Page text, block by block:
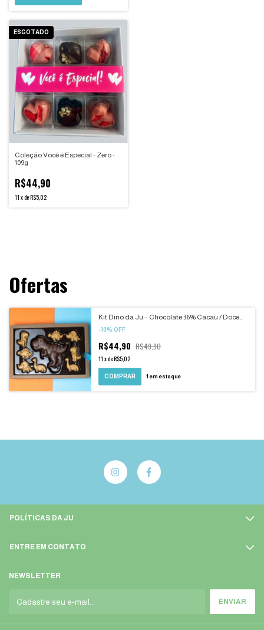
ESGOTADO
Coleção Você é Especial - Zero -
109g
R$44,90
11 xdeR$5,02
Ofertas
Kit Dino da Ju – Chocolate 36% Cacau / Doce
-10% OFF
R$44,90 R$49,90
11 xdeR$5,02
COMPRAR 1 em estoque
POLÍTICAS DA JU
ENTRE EM CONTATO
NEWSLETTER